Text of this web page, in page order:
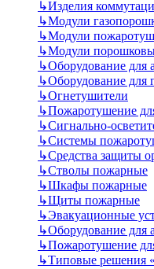
↳Изделия
↳Модули
↳Модули
↳Модули
↳Оборудование для
↳Оборудование для
↳Огнетушители
↳Пожаротушение
↳Сигнально-
↳Системы
↳Средства защиты
↳Стволы пожарные
↳Шкафы пожарные
↳Щиты пожарные
↳Эвакуационные
↳Оборудование для
↳Пожаротушение
↳Типовые решения